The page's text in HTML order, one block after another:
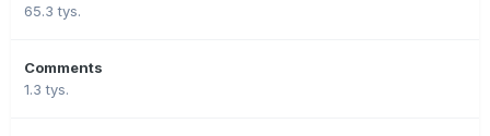
65.3 tys.
Comments
1.3 tys.